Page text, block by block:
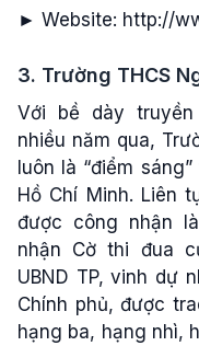
► Website: http://
3. Trường THCS
Với bề dày
nhiều năm qua,
luôn là “điểm
Hồ Chí Minh. Liên
được công nhận
nhận Cờ thi đua
UBND TP, vinh dự
Chính phủ, được
hạng ba, hạng nhì,